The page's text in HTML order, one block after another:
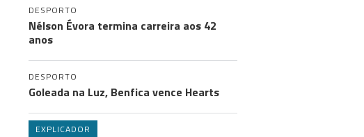
DESPORTO
Nélson Évora termina carreira aos 42
anos
DESPORTO
Goleada na Luz, Benfica vence Hearts
EXPLICADOR